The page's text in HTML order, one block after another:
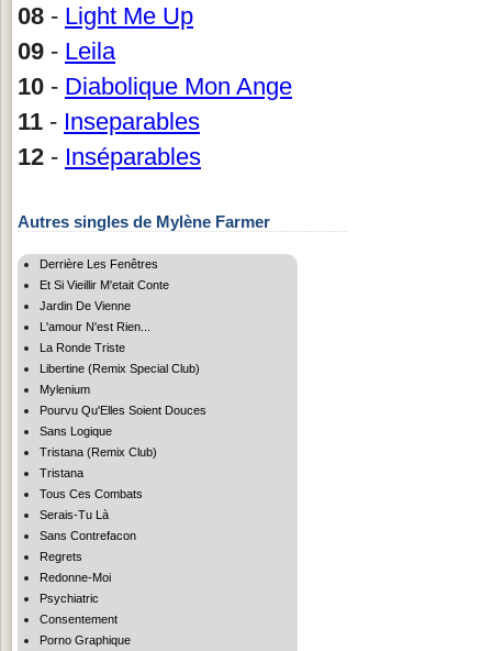
08 - Light Me Up
09 - Leila
10 - Diabolique Mon Ange
11 - Inseparables
12 - Inséparables
Autres singles de Mylène Farmer
Derrière Les Fenêtres
Et Si Vieillir M'etait Conte
Jardin De Vienne
L'amour N'est Rien...
La Ronde Triste
Libertine (Remix Special Club)
Mylenium
Pourvu Qu'Elles Soient Douces
Sans Logique
Tristana (Remix Club)
Tristana
Tous Ces Combats
Serais-Tu Là
Sans Contrefacon
Regrets
Redonne-Moi
Psychiatric
Consentement
Porno Graphique